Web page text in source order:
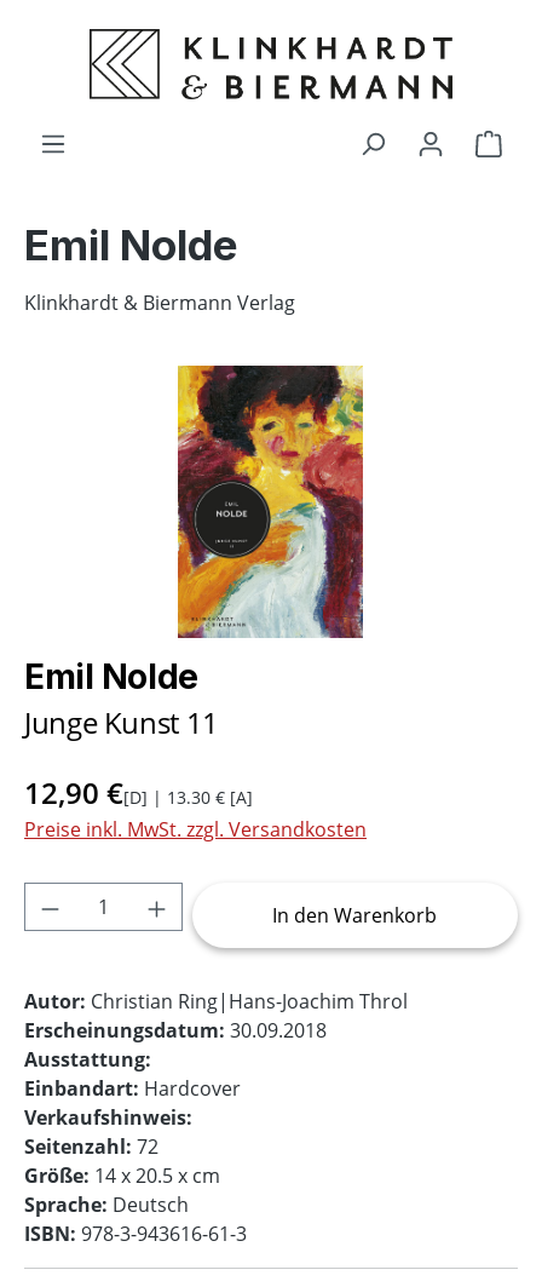
springen
Emil Nolde
Klinkhardt & Biermann Verlag
Bildergalerie überspringen
Emil Nolde
Junge Kunst 11
12,90 €[D] | 13.30 € [A]
Preise inkl. MwSt. zzgl. Versandkosten
Produkt Anzahl: Gib den gewünschten
In den Warenkorb
Autor: Christian Ring|Hans-Joachim Throl
Erscheinungsdatum: 30.09.2018
Ausstattung:
Einbandart: Hardcover
Verkaufshinweis:
Seitenzahl: 72
Größe: 14 x 20.5 x cm
Sprache: Deutsch
ISBN: 978-3-943616-61-3